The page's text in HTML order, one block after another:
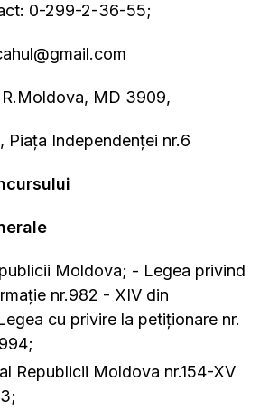
0-299-2-36-55;
MD 3909,
Piaţa Independenţei nr.6
Moldova; - Legea privind
nr.982 - XIV din
cu privire la petiționare nr.
Republicii Moldova nr.154-XV